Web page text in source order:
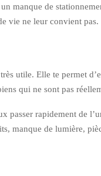
manque de
vie ne leur convient pas.
utile. Elle te permet
qui ne sont pas
rapidement de
manque de lumière,